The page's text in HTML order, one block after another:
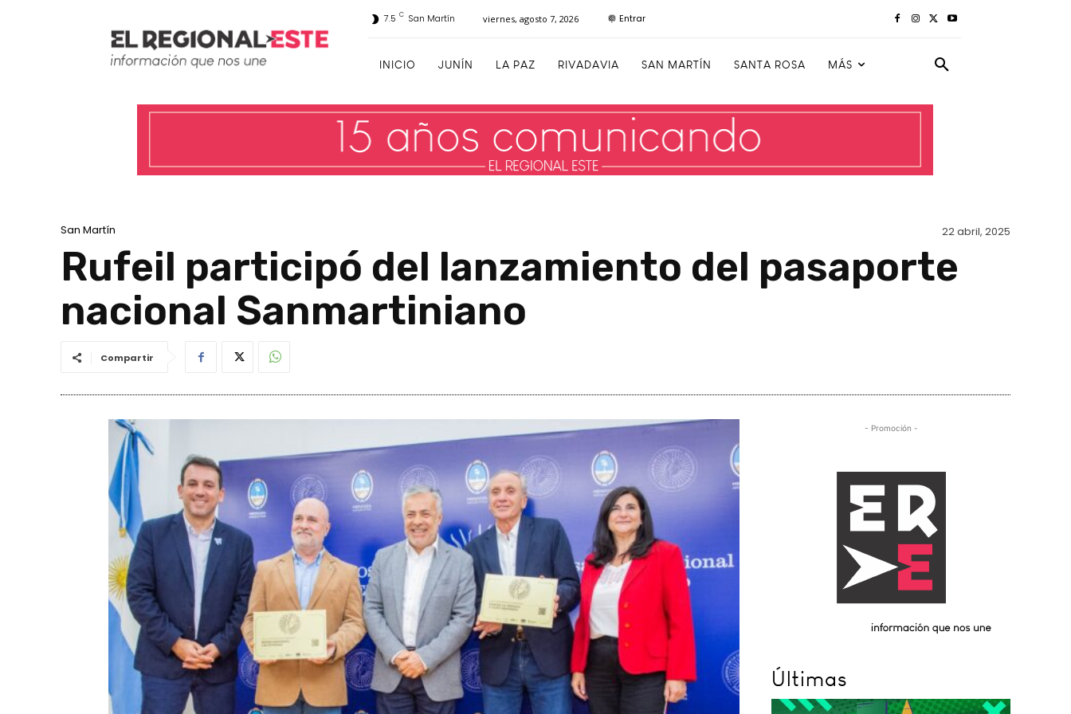
7.5 C San Martín viernes, agosto 7, 2026 Entrar
INICIO JUNÍN LA PAZ RIVADAVIA SAN MARTÍN SANTA ROSA MÁS
San Martín 22 abril, 2025
Rufeil participó del lanzamiento del pasaporte
nacional Sanmartiniano
Compartir
- Promoción -
Últimas